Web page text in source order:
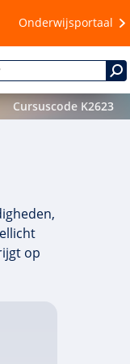
Onderwijsportaal
Cursuscode K2623
op